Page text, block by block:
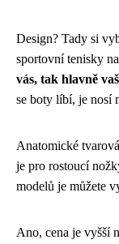
Design? Tady si
sportovní tenisky
vás, tak hlavně
se boty líbí, je nosí
Anatomické
je pro rostoucí
modelů je můžete
Ano, cena je vyšší